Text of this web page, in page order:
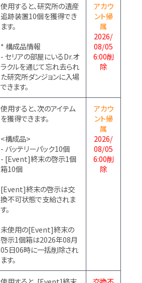
使用すると、研究所の遺産
追跡装置10個を獲得でき
ます。
* 構成品情報
- セリアの部屋にいるDr.オ
ラクルを通じて忘れ去られ
た研究所ダンジョンに入場
できます。
アカウ
ント帰
属
2026/
08/05
6:00削
除
使用すると、次のアイテム
を獲得できます。
<構成品>
- バッテリーパック10個
- [Event]終末の啓示1個
箱10個
[Event]終末の啓示は交
換不可状態で支給されま
す。
未使用の[Event]終末の
啓示1個箱は2026年08月
05日06時に一括削除され
ます。
アカウ
ント帰
属
2026/
08/05
6:00削
除